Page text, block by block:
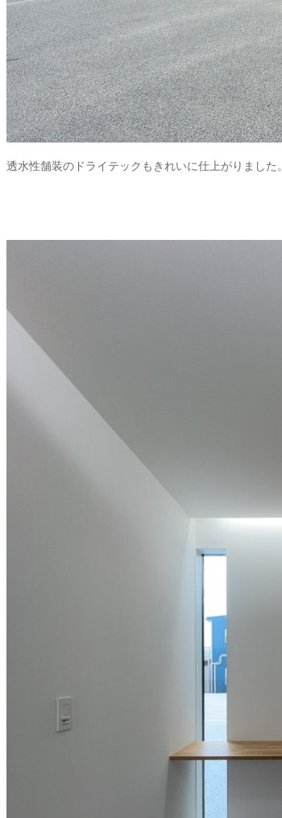
透水性舗装のドライテックもきれいに仕上がりました。